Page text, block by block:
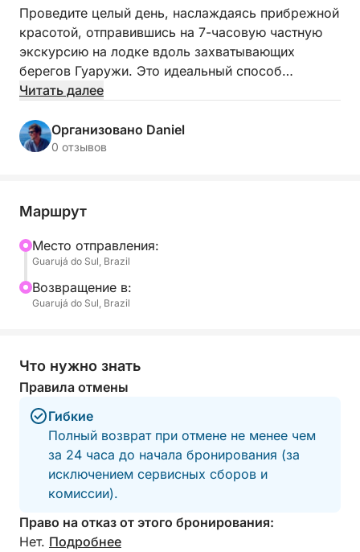
Проведите целый день, наслаждаясь прибрежной
красотой, отправившись на 7-часовую частную
экскурсию на лодке вдоль захватывающих
берегов Гуаружи. Это идеальный способ
отключиться от рутины и воссоединиться с
живописными видами и спокойным ритмом
океана.
чистым водам, бросаете якорь в тихих бухтах,
загораете на палубе. Хотите ли вы отдохнуть с
друзьями, отпраздновать особый момент или
просто провести время на природе, этот тур
предлагает идеальное сочетание комфорта и
В течение дня вы будете исследовать скрытые
пляжи и наслаждаться панорамными видами
пышного побережья Атлантического океана.
Возьмите с собой любимые напитки, музыку и
закуски, чтобы создать свою собственную
идеальную атмосферу.
Этот тур идеально подходит для пар, небольших
групп, семей или тех, кто хочет замедлиться и
насладиться лучшим, что может предложить
Читать далее
Организовано Daniel
0 отзывов
Маршрут
Mесто отправления:
Guarujá do Sul, Brazil
Bозвращение в:
Guarujá do Sul, Brazil
Что нужно знать
Правила отмены
Гибкие
Полный возврат при отмене не менее чем
за 24 часа до начала бронирования (за
исключением сервисных сборов и
комиссии).
Право на отказ от этого бронирования:
Нет. Подробнее